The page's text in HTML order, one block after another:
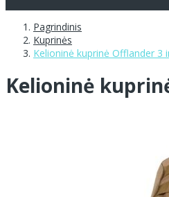
Pagrindinis
Kuprinės
Kelioninė kuprinė Offlander 3
Kelioninė